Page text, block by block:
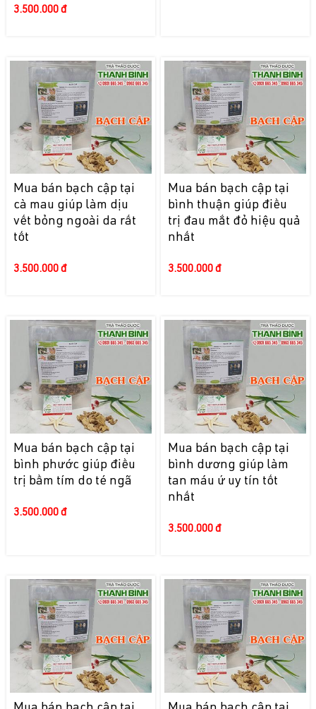
3.500.000 đ
Mua bán bạch cập tại
cà mau giúp làm dịu
vết bỏng ngoài da rất
tốt
3.500.000 đ
Mua bán bạch cập tại
bình thuận giúp điều
trị đau mắt đỏ hiệu quả
nhất
3.500.000 đ
Mua bán bạch cập tại
bình phước giúp điều
trị bầm tím do té ngã
3.500.000 đ
Mua bán bạch cập tại
bình dương giúp làm
tan máu ứ uy tín tốt
nhất
3.500.000 đ